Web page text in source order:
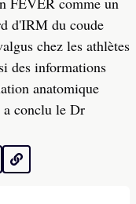
d'IRM du coude
chez les athlètes
des informations
anatomique
conclu le Dr